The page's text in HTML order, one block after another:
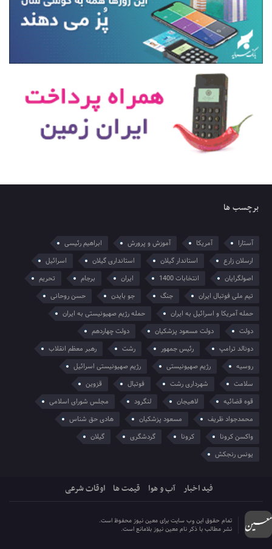
برچسب ها
آستارا آمریکا آموزش و پرورش
ابراهیم رئیسی
ارسلان زارع
استاندار گیلان استانداری گیلان
اسرائیل
اصولگرایان
انتخابات 1400 ایران برجام
تحریم
تیم ملی فوتبال ایران
جنگ جو بایدن
حسن روحانی
حمله آمریکا و اسرائیل به ایران
حمله رژیم صهیونیستی به ایران
دولت
دولت مسعود پزشکیان
دولت چهاردهم
دونالد ترامپ
رئیس جمهور رشت
رهبر معظم انقلاب
روسیه
رژیم صهیونیستی
رژیم صهیونیستی اسرائیل
سلامت
شهرداری رشت فوتبال
قزوین
قوه قضائیه
لاهیجان لنگرود
مجلس شورای اسلامی
محمدجواد ظریف
مسعود پزشکیان
هادی حق شناس
واکسن کرونا
کرونا گردشگری
گیلان
یونس رنجکش
فید اخبار آب و هوا قیمت ها اوقات شرعی
تمام حقوق این وب سایت برای معین نیوز محفوظ است.
نشر مطالب با ذکر نام معین نیوز بلامانع است.